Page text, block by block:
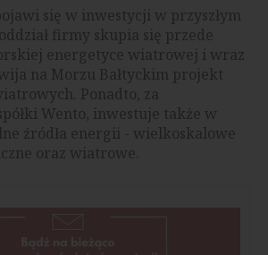
się w inwestycji w przyszłym
firmy skupia się przede
energetyce wiatrowej i wraz
na Morzu Bałtyckim projekt
Ponadto, za
Wento, inwestuje także w
źródła energii - wielkoskalowe
oraz wiatrowe.